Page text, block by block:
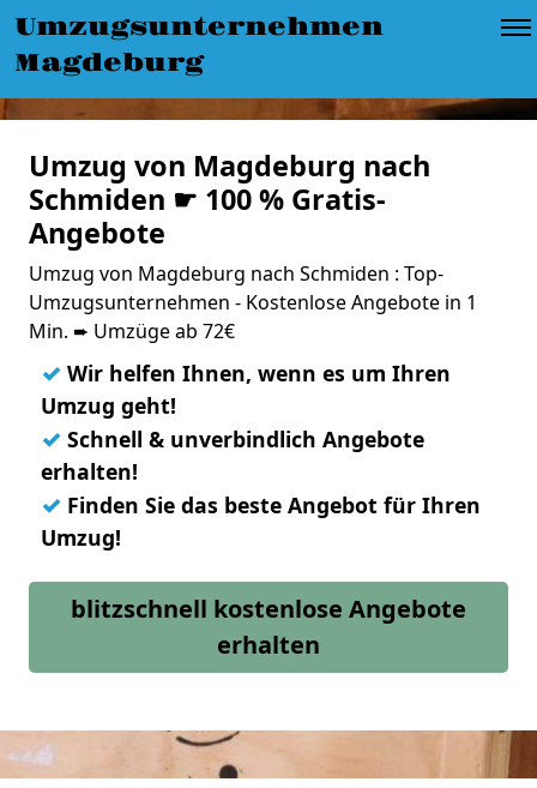
Umzugsunternehmen
Magdeburg
Umzug von Magdeburg nach
Schmiden ☛ 100 % Gratis-
Angebote
Umzug von Magdeburg nach Schmiden : Top-
Umzugsunternehmen - Kostenlose Angebote in 1
Min. ➨ Umzüge ab 72€
✓ Wir helfen Ihnen, wenn es um Ihren
Umzug geht!
✓ Schnell & unverbindlich Angebote
erhalten!
✓ Finden Sie das beste Angebot für Ihren
Umzug!
blitzschnell kostenlose Angebote
erhalten